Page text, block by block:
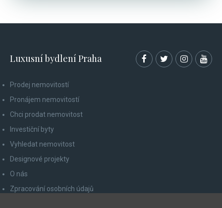
Luxusní bydlení Praha
Prodej nemovitostí
Pronájem nemovitostí
Chci prodat nemovitost
Investiční byty
Vyhledat nemovitost
Designové projekty
O nás
Zpracování osobních údajů